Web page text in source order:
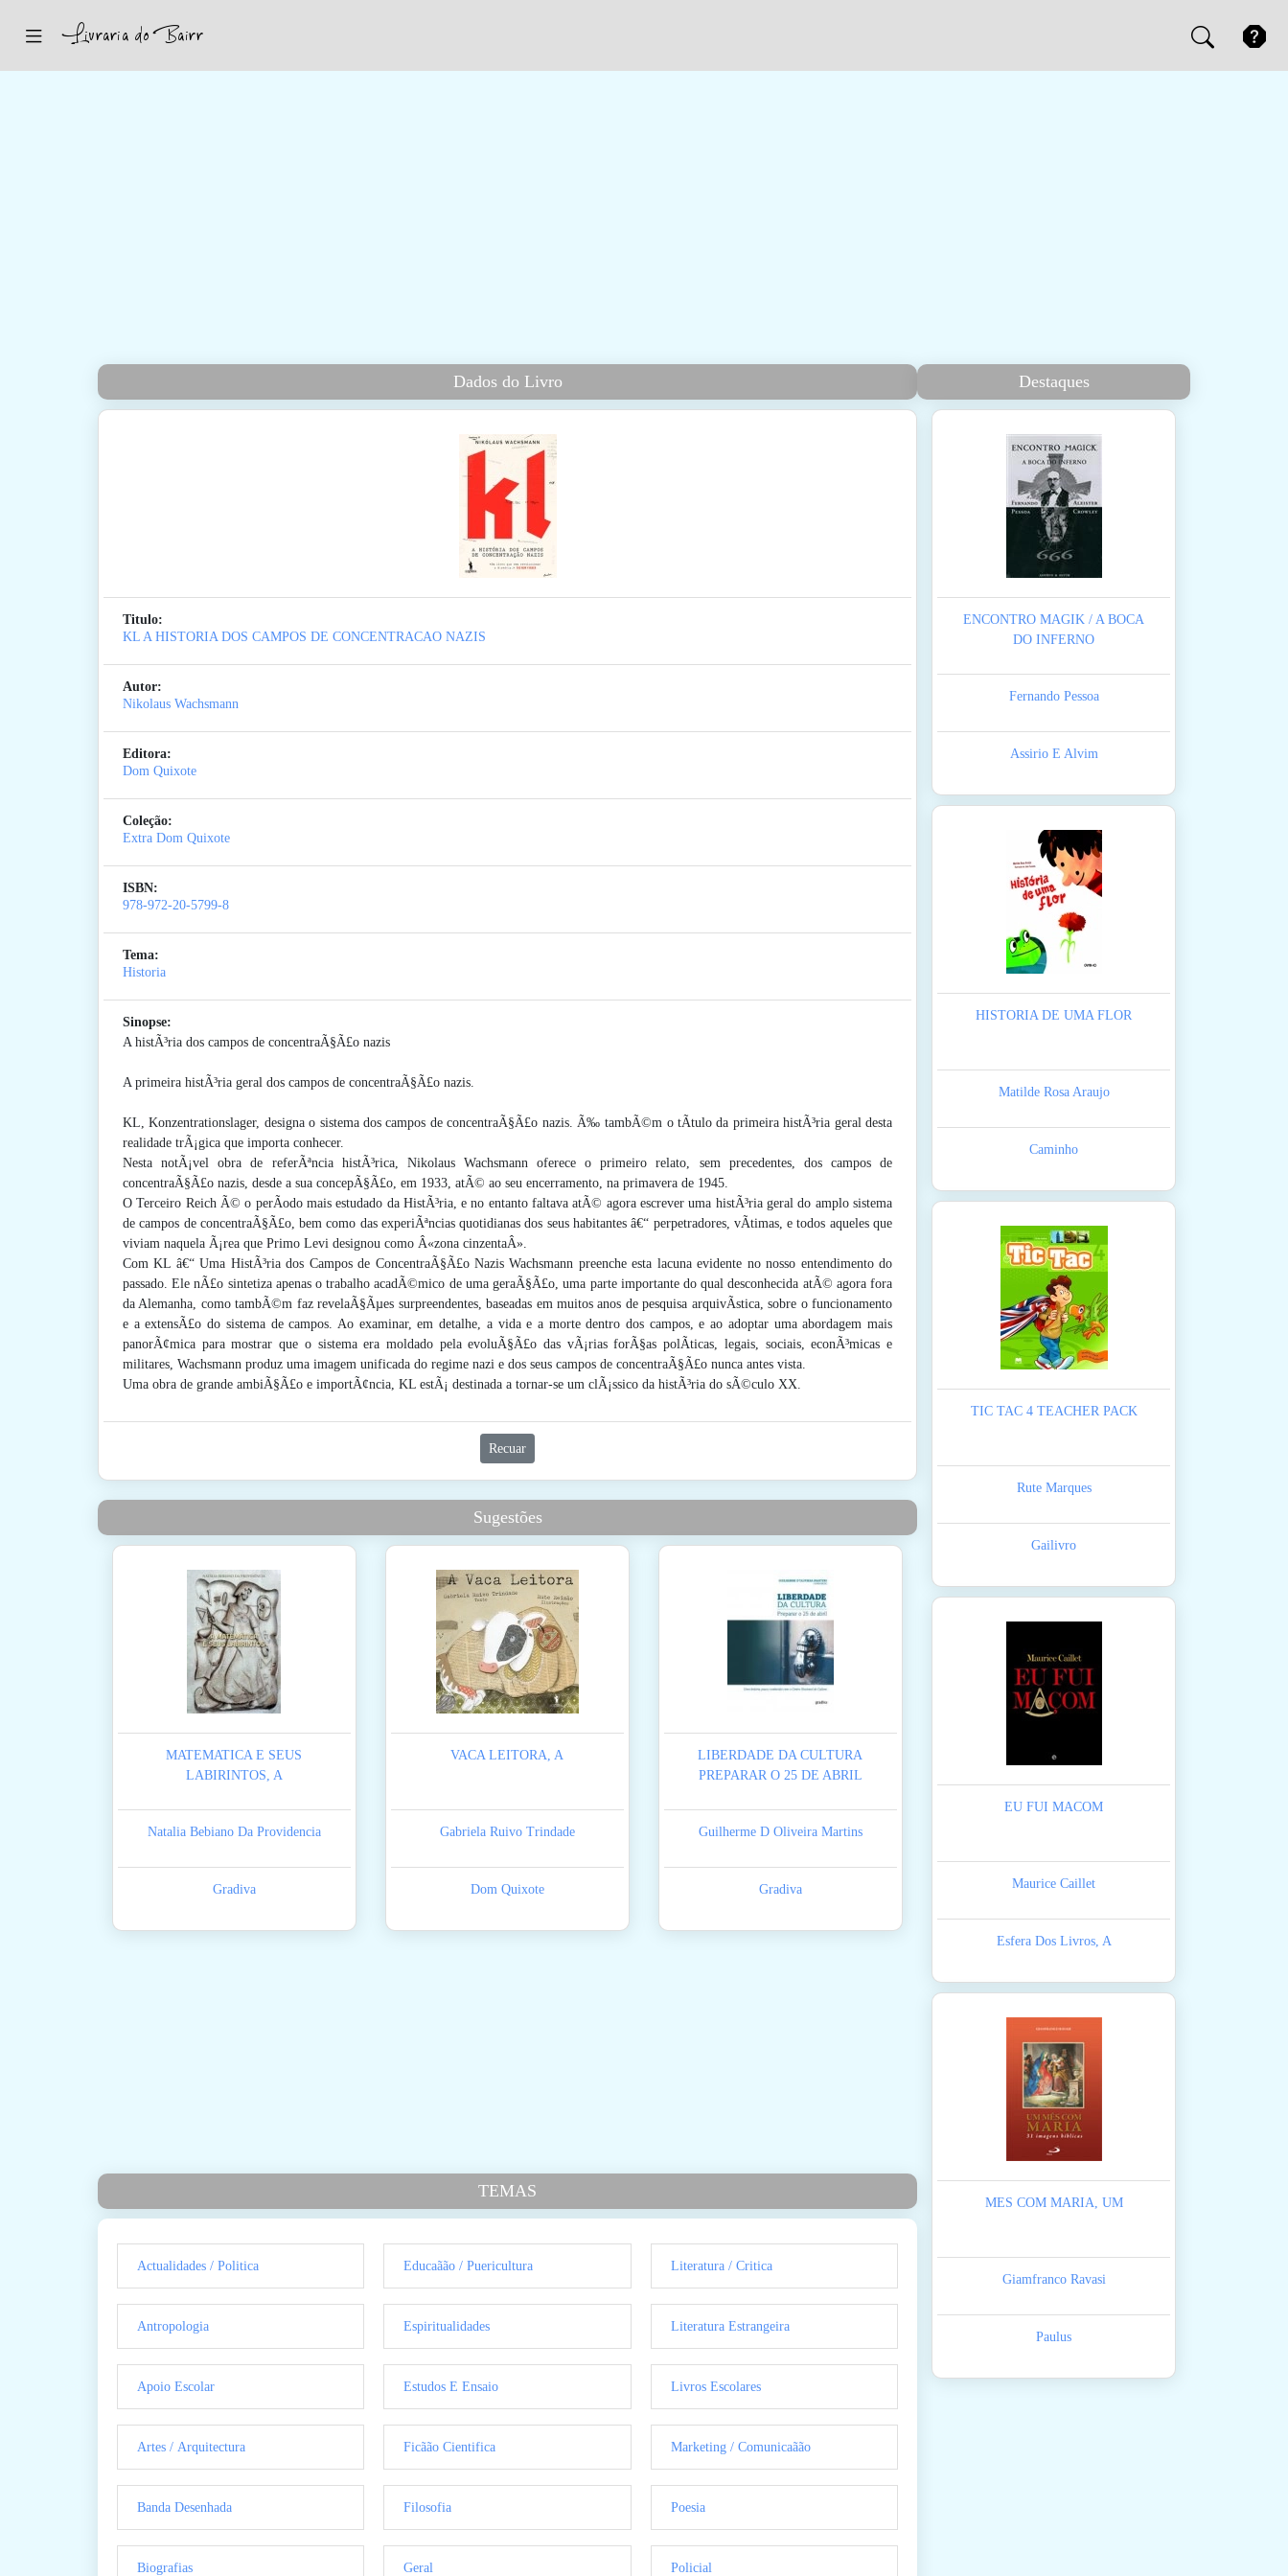
Dados do Livro
Titulo:
KL A HISTORIA DOS CAMPOS DE CONCENTRACAO NAZIS
Autor:
Nikolaus Wachsmann
Editora:
Dom Quixote
Coleção:
Extra Dom Quixote
ISBN:
978-972-20-5799-8
Tema:
Historia
Sinopse:
A histÃ³ria dos campos de concentraÃ§Ã£o nazis
A primeira histÃ³ria geral dos campos de concentraÃ§Ã£o nazis.
KL, Konzentrationslager, designa o sistema dos campos de concentraÃ§Ã£o nazis. Ã‰ tambÃ©m o tÃ­tulo da primeira histÃ³ria geral desta
realidade trÃ¡gica que importa conhecer.
Nesta notÃ¡vel obra de referÃªncia histÃ³rica, Nikolaus Wachsmann oferece o primeiro relato, sem precedentes, dos campos de
concentraÃ§Ã£o nazis, desde a sua concepÃ§Ã£o, em 1933, atÃ© ao seu encerramento, na primavera de 1945.
O Terceiro Reich Ã© o perÃ­odo mais estudado da HistÃ³ria, e no entanto faltava atÃ© agora escrever uma histÃ³ria geral do amplo sistema
de campos de concentraÃ§Ã£o, bem como das experiÃªncias quotidianas dos seus habitantes â€“ perpetradores, vÃ­timas, e todos aqueles que
viviam naquela Ã¡rea que Primo Levi designou como Â«zona cinzentaÂ».
Com KL â€“ Uma HistÃ³ria dos Campos de ConcentraÃ§Ã£o Nazis Wachsmann preenche esta lacuna evidente no nosso entendimento do
passado. Ele nÃ£o sintetiza apenas o trabalho acadÃ©mico de uma geraÃ§Ã£o, uma parte importante do qual desconhecida atÃ© agora fora
da Alemanha, como tambÃ©m faz revelaÃ§Ãµes surpreendentes, baseadas em muitos anos de pesquisa arquivÃ­stica, sobre o funcionamento
e a extensÃ£o do sistema de campos. Ao examinar, em detalhe, a vida e a morte dentro dos campos, e ao adoptar uma abordagem mais
panorÃ¢mica para mostrar que o sistema era moldado pela evoluÃ§Ã£o das vÃ¡rias forÃ§as polÃ­ticas, legais, sociais, econÃ³micas e
militares, Wachsmann produz uma imagem unificada do regime nazi e dos seus campos de concentraÃ§Ã£o nunca antes vista.
Uma obra de grande ambiÃ§Ã£o e importÃ¢ncia, KL estÃ¡ destinada a tornar-se um clÃ¡ssico da histÃ³ria do sÃ©culo XX.
Recuar
Sugestões
MATEMATICA E SEUS
LABIRINTOS, A
Natalia Bebiano Da Providencia
Gradiva
VACA LEITORA, A
Gabriela Ruivo Trindade
Dom Quixote
LIBERDADE DA CULTURA
PREPARAR O 25 DE ABRIL
Guilherme D Oliveira Martins
Gradiva
TEMAS
Actualidades / Politica
Antropologia
Apoio Escolar
Artes / Arquitectura
Banda Desenhada
Biografias
Educaãão / Puericultura
Espiritualidades
Estudos E Ensaio
Ficãão Cientifica
Filosofia
Geral
Literatura / Critica
Literatura Estrangeira
Livros Escolares
Marketing / Comunicaãão
Poesia
Policial
Destaques
ENCONTRO MAGIK / A BOCA
DO INFERNO
Fernando Pessoa
Assirio E Alvim
HISTORIA DE UMA FLOR
Matilde Rosa Araujo
Caminho
TIC TAC 4 TEACHER PACK
Rute Marques
Gailivro
EU FUI MACOM
Maurice Caillet
Esfera Dos Livros, A
MES COM MARIA, UM
Giamfranco Ravasi
Paulus